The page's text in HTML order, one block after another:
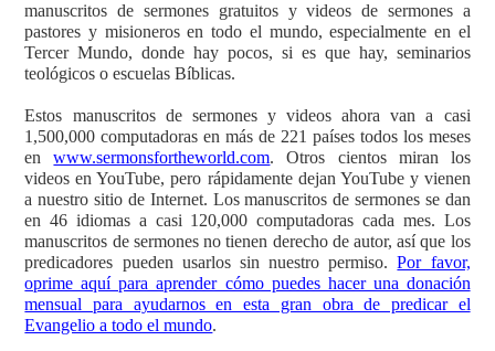
manuscritos de sermones gratuitos y videos de sermones a
pastores y misioneros en todo el mundo, especialmente en el
Tercer Mundo, donde hay pocos, si es que hay, seminarios
teológicos o escuelas Bíblicas.
Estos manuscritos de sermones y videos ahora van a casi
1,500,000 computadoras en más de 221 países todos los meses
enwww.sermonsfortheworld.com. Otros cientos miran los
videos en YouTube, pero rápidamente dejan YouTube y vienen
a nuestro sitio de Internet. Los manuscritos de sermones se dan
en 46 idiomas a casi 120,000 computadoras cada mes. Los
manuscritos de sermones no tienen derecho de autor, así que los
predicadores pueden usarlos sin nuestro permiso.Por favor,
oprime aquí para aprender cómo puedes hacer una donación
mensual para ayudarnos en esta gran obra de predicar el
Evangelio a todo el mundo.